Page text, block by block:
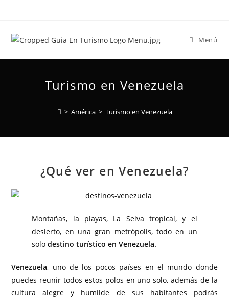
Menú
Turismo en Venezuela
> América > Turismo en Venezuela
¿Qué ver en Venezuela?
Montañas, la playas, La Selva tropical, y el
desierto, en una gran metrópolis, todo en un
solodestino turístico en Venezuela.
Venezuela, uno de los pocos países en el mundo donde
puedes reunir todos estos polos en uno solo, además de la
cultura alegre y humilde de sus habitantes podrás